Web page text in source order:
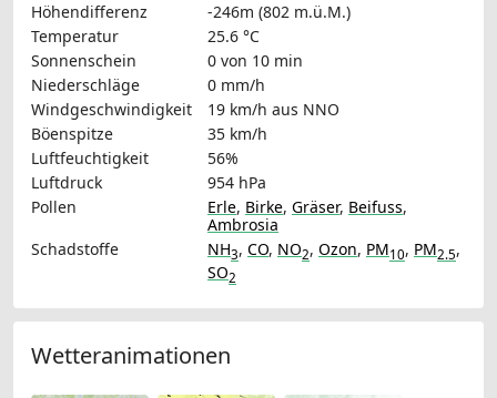
Höhendifferenz
-246m (802 m.ü.M.)
Temperatur
25.6 °C
Sonnenschein
0 von 10 min
Niederschläge
0 mm/h
Windgeschwindigkeit
19 km/h aus NNO
Böenspitze
35 km/h
Luftfeuchtigkeit
56%
Luftdruck
954 hPa
Pollen
Erle, Birke, Gräser, Beifuss,
Ambrosia
Schadstoffe
NH3, CO, NO2, Ozon, PM10, PM2.5,
SO2
Wetteranimationen